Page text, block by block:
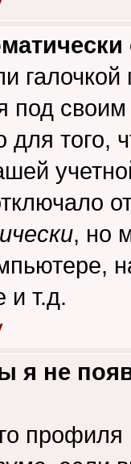
галочкой
под
того,
, но
и т.д.
я не